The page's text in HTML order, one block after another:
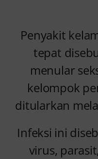
Penyakit
tepat
menular
kelompok
ditularkan
Infeksi ini
virus,